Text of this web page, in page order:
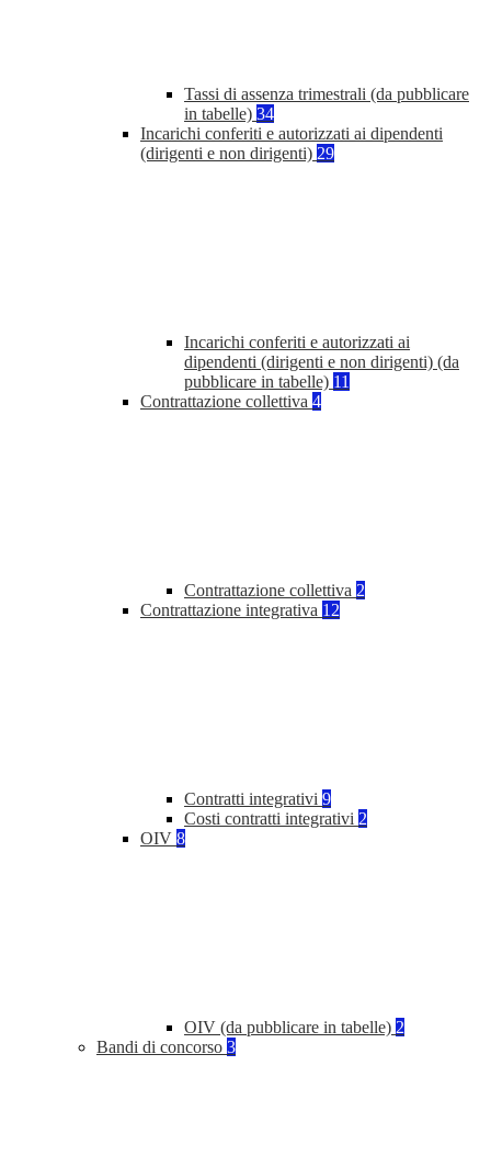
Tassi di assenza trimestrali (da pubblicare
in tabelle) 34
Incarichi conferiti e autorizzati ai dipendenti
(dirigenti e non dirigenti) 29
Incarichi conferiti e autorizzati ai
dipendenti (dirigenti e non dirigenti) (da
pubblicare in tabelle) 11
Contrattazione collettiva 4
Contrattazione collettiva 2
Contrattazione integrativa 12
Contratti integrativi 9
Costi contratti integrativi 2
OIV 8
OIV (da pubblicare in tabelle) 2
Bandi di concorso 3